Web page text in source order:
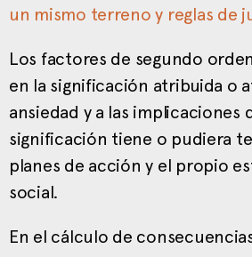
un mismo terreno y reglas de
Los factores de segundo
en la significación atribuida o
ansiedad y a las implicaciones
significación tiene o pudiera
planes de acción y el propio
social.
En el cálculo de